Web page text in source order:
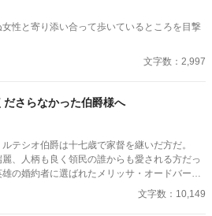
、また、愛を育めるのではないのか？ 様々な
、物語は、思わぬ方向へと進んでいく。
性と寄り添い合って歩いているところを目撃
文字数：2,997
ださらなかった伯爵様へ
テシオ伯爵は十七歳で家督を継いだ方だ。
、人柄も良く領民の誰からも愛される方だっ
の婚約者に選ばれたメリッサ・オードバーン
報者と信じて疑っていなかった。 彼が屋
持っていると知る事になる、その時までは。
文字数：10,149